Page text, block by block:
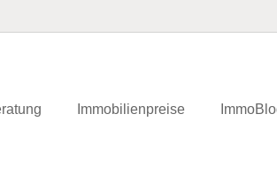
Immobilienpreise